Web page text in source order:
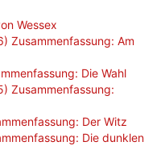
Wessex
Zusammenfassung: Am
Die Wahl
Zusammenfassung:
Der Witz
Die dunklen